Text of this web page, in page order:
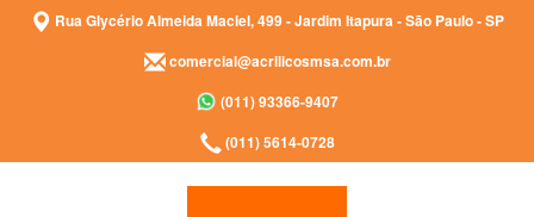
Rua Glycério Almeida Maciel, 499 - Jardim Itapura - São Paulo - SP
comercial@acrilicosmsa.com.br
(011) 93366-9407
(011) 5614-0728